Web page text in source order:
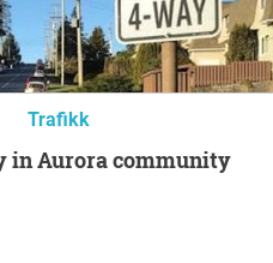
Trafikk
in Aurora community